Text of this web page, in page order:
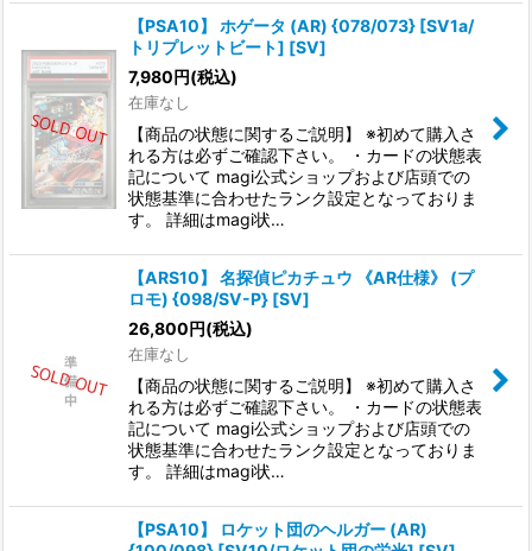
【PSA10】 ホゲータ (AR) {078/073} [SV1a/
トリプレットビート] [SV]
7,980円(税込)
在庫なし
【商品の状態に関するご説明】 ※初めて購入さ
れる方は必ずご確認下さい。 ・カードの状態表
記について magi公式ショップおよび店頭での
状態基準に合わせたランク設定となっておりま
す。 詳細はmagi状…
【ARS10】 名探偵ピカチュウ 《AR仕様》 (プ
ロモ) {098/SV-P} [SV]
26,800円(税込)
在庫なし
【商品の状態に関するご説明】 ※初めて購入さ
れる方は必ずご確認下さい。 ・カードの状態表
記について magi公式ショップおよび店頭での
状態基準に合わせたランク設定となっておりま
す。 詳細はmagi状…
【PSA10】 ロケット団のヘルガー (AR)